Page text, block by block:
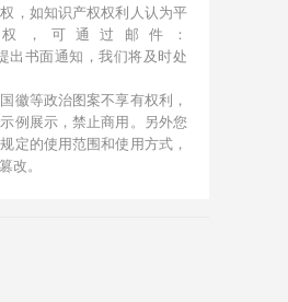
，如知识产权权利人认为平
，可通过邮件：
出书面通知，我们将及时处
徽等政治图案不享有权利，
例展示，禁止商用。另外您
定的使用范围和使用方式，
改。